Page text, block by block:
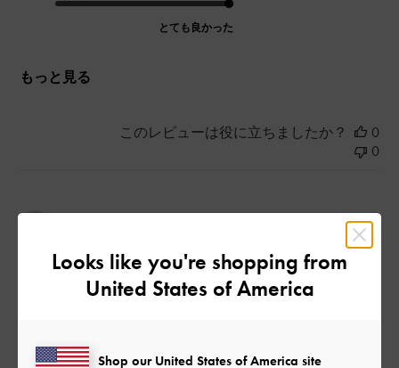
とても良かった
もっと見る
このレビューは役に立ちましたか？
0
0
minさんのレビュー
公
2023-09-30
Looks like you're shopping from
United States of America
Shop our United States of America site